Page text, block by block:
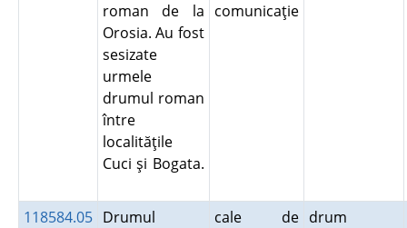
roman de la
Orosia. Au fost
sesizate
urmele
drumul roman
între
localităţile
Cuci şi Bogata.
comunicaţie
118584.05 Drumul
cale de drum